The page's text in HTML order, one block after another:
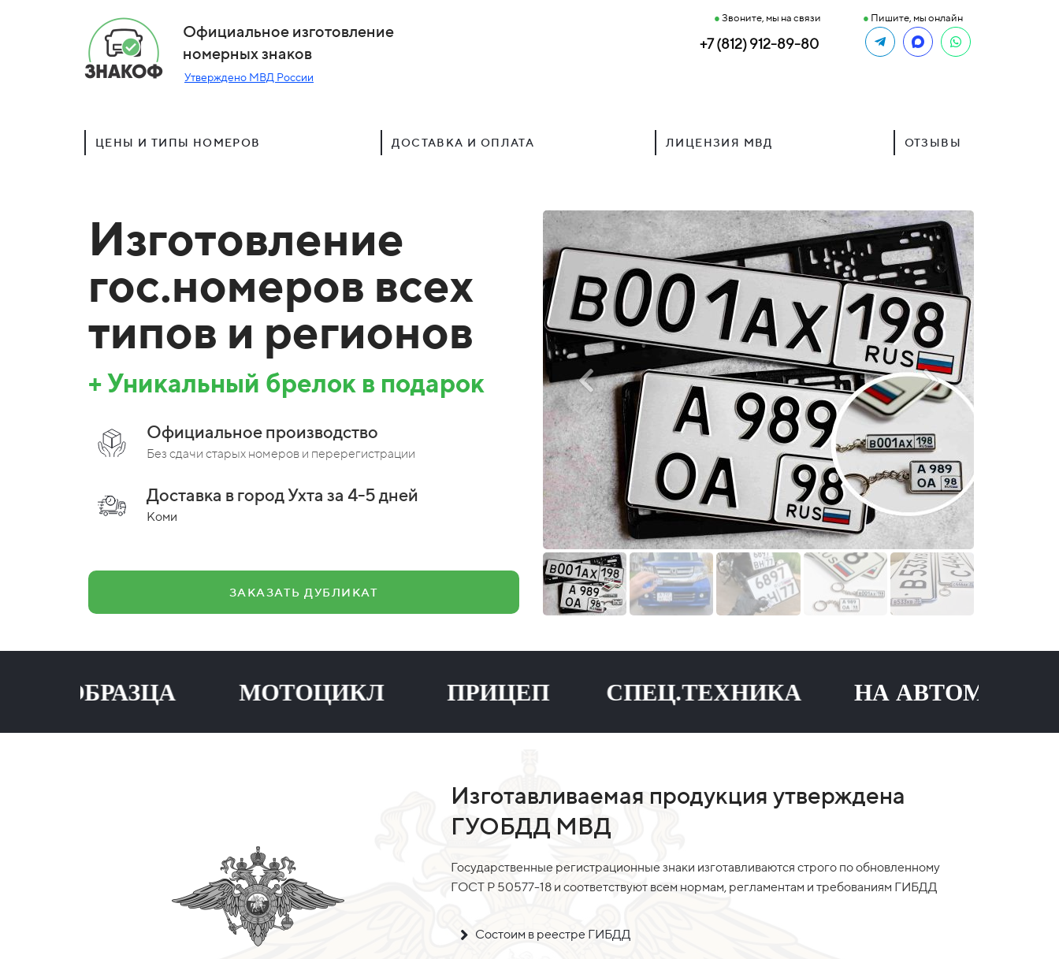
Официальное изготовление
номерных знаков
Утверждено МВД России
● Звоните, мы на связи
+7 (812) 912-89-80
● Пишите, мы онлайн
ЦЕНЫ И ТИПЫ НОМЕРОВ ДОСТАВКА И ОПЛАТА ЛИЦЕНЗИЯ МВД ОТЗЫВЫ
Изготовление
гос.номеров всех
типов и регионов
+ Уникальный брелок в подарок
Официальное производство
Без сдачи старых номеров и перерегистрации
Доставка в город Ухта за 4-5 дней
Коми
ЗАКАЗАТЬ ДУБЛИКАТ
МОТОЦИКЛ ПРИЦЕП СПЕЦ.ТЕХНИКАНА АВТОМОБИЛЬ
Изготавливаемая продукция утверждена
ГУОБДД МВД
Государственные регистрационные знаки изготавливаются строго по обновленному
ГОСТ Р 50577-18 и соответствуют всем нормам, регламентам и требованиям ГИБДД
Состоим в реестре ГИБДД